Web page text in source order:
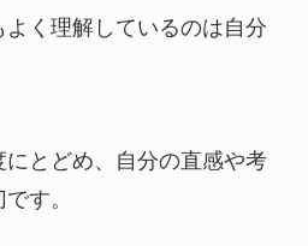
く理解しているのは自分
とどめ、自分の直感や考
す。